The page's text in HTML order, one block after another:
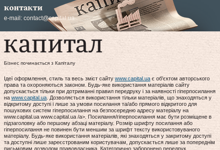
контакти
e-mail: contact@capital.ua
Бізнес починається з Капіталу
Ідеї оформлення, стиль та весь зміст сайту www.capital.ua є об'єктом авторського
права та охороняються законом. Будь-яке використання матеріалів сайту
допускається тільки при дотриманні правил передруку і за наявності гіперпосилання
на www.capital.ua . Дозволяється використання тільки матеріалів, що знаходяться у
відкритому доступі і лише за умови посилання та/або прямого відкритого для
пошукових систем гіперпосилання на безпосередню адресу матеріалу на
www.capital.ua www.capital.ua /a>. Посилання/гіперпосилання має бути розміщене в
підзаголовку або першому абзаці матеріалу. Розмір шрифту посилання або
гіперпосилання не повинен бути меншим за шрифт тексту використовуваного
матеріалу. Будь-яке використання матеріалів, які знаходяться у закритому доступі
та доступні лише зареєстрованим користувачам, допускається лише за попереднім
письмовим дозволом правовласника. Категорично заборонено передрук,